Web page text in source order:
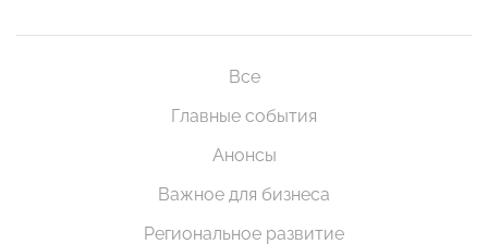
Все
Главные события
Анонсы
Важное для бизнеса
Региональное развитие